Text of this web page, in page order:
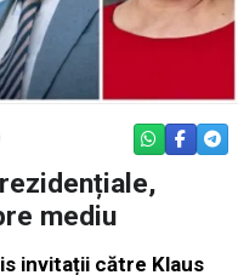
WHATSAPP
mediu
invitații către Klaus